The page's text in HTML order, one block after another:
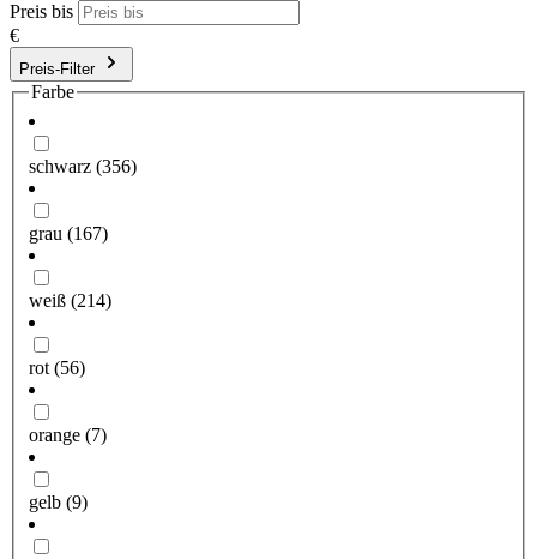
Preis bis
€
Preis-Filter
Farbe
schwarz (356)
grau (167)
weiß (214)
rot (56)
orange (7)
gelb (9)